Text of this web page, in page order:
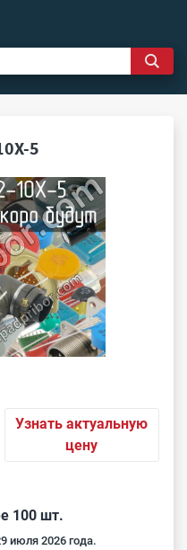
5
Узнать актуальную
цену
100 шт.
июля 2026 года.